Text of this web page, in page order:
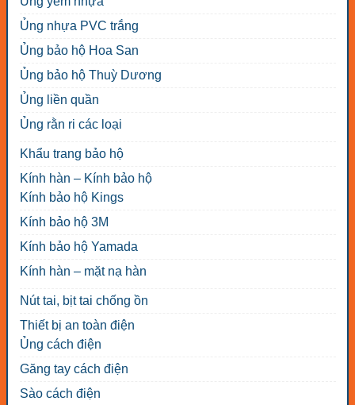
Ủng nhựa PVC trắng
Ủng bảo hộ Hoa San
Ủng bảo hộ Thuỳ Dương
Ủng liền quần
Ủng rằn ri các loại
Khẩu trang bảo hộ
Kính hàn – Kính bảo hộ
Kính bảo hộ Kings
Kính bảo hộ 3M
Kính bảo hộ Yamada
Kính hàn – mặt nạ hàn
Nút tai, bịt tai chống ồn
Thiết bị an toàn điện
Ủng cách điện
Găng tay cách điện
Sào cách điện